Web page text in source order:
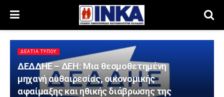
ΔΕΛΤΊΑ ΤΎΠΟΥ
ΔΕΔΔΗΕ – ΔΕΗ: Μια θεσμοθετημένη
μηχανή αυθαιρεσίας, οικονομικής
αφαίμαξης και ηθικής διάβρωσης της